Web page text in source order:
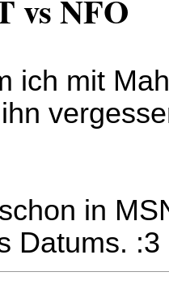
vs NFO
ich mit
in
Datums. :3